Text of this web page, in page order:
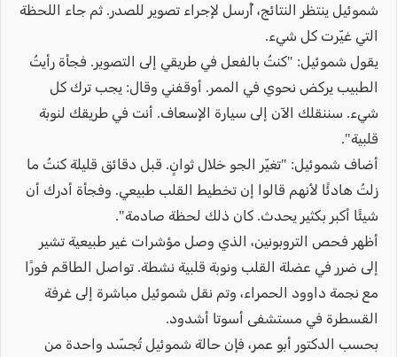
شموئيل ينتظر النتائج، أُرسل لإجراء تصوير للصدر. ثم جاء اللحظة
التي غيّرت كل شيء.
يقول شموئيل: "كنتُ بالفعل في طريقي إلى التصوير. فجأة رأيتُ
الطبيب يركض نحوي في الممر. أوقفني وقال: يجب ترك كل
شيء. سننقلك الآن إلى سيارة الإسعاف. أنت في طريقك لنوبة
قلبية".
أضاف شموئيل: "تغيّر الجو خلال ثوانٍ. قبل دقائق قليلة كنتُ ما
زلتُ هادئًا لأنهم قالوا إن تخطيط القلب طبيعي. وفجأة أدرك أن
شيئًا أكبر بكثير يحدث. كان ذلك لحظة صادمة".
أظهر فحص التروبونين، الذي وصل مؤشرات غير طبيعية تشير
إلى ضرر في عضلة القلب ونوبة قلبية نشطة. تواصل الطاقم فورًا
مع نجمة داوود الحمراء، وتم نقل شموئيل مباشرة إلى غرفة
القسطرة في مستشفى أسوتا أشدود.
بحسب الدكتور أبو عمر، فإن حالة شموئيل تُجسّد واحدة من